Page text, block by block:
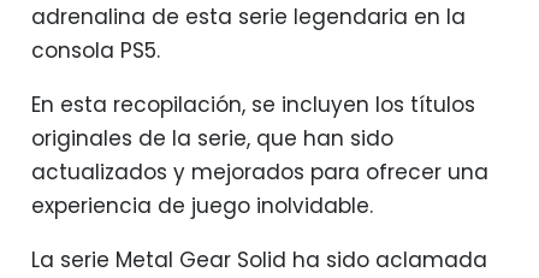
adrenalina de esta serie legendaria en la
consola PS5.
En esta recopilación, se incluyen los títulos
originales de la serie, que han sido
actualizados y mejorados para ofrecer una
experiencia de juego inolvidable.
La serie Metal Gear Solid ha sido aclamada